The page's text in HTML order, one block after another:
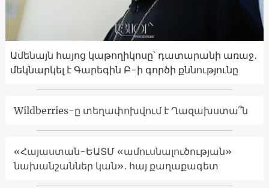
Ամենայն հայոց կաթողիկոսը՝ դատարանի առաջ․
մեկնարկել է Գարեգին Բ-ի գործի քննությունը
Wildberries-ը տեղափոխվում է Ղազախստա՞ն
«Հայաստան-ԵԱՏՄ «ամուսնալուծության»
նախանշաններ կան»․ հայ քաղաքագետ